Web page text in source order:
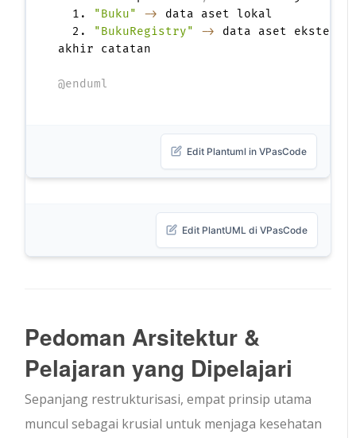
  1.
"Buku" ->
data aset lokal
  2.
"BukuRegistry" ->
data aset
akhir catatan
@enduml
Edit Plantuml in VPasCode
Edit PlantUML di VPasCode
Pedoman Arsitektur &
Pelajaran yang Dipelajari
Sepanjang restrukturisasi, empat prinsip utama
muncul sebagai krusial untuk menjaga kesehatan